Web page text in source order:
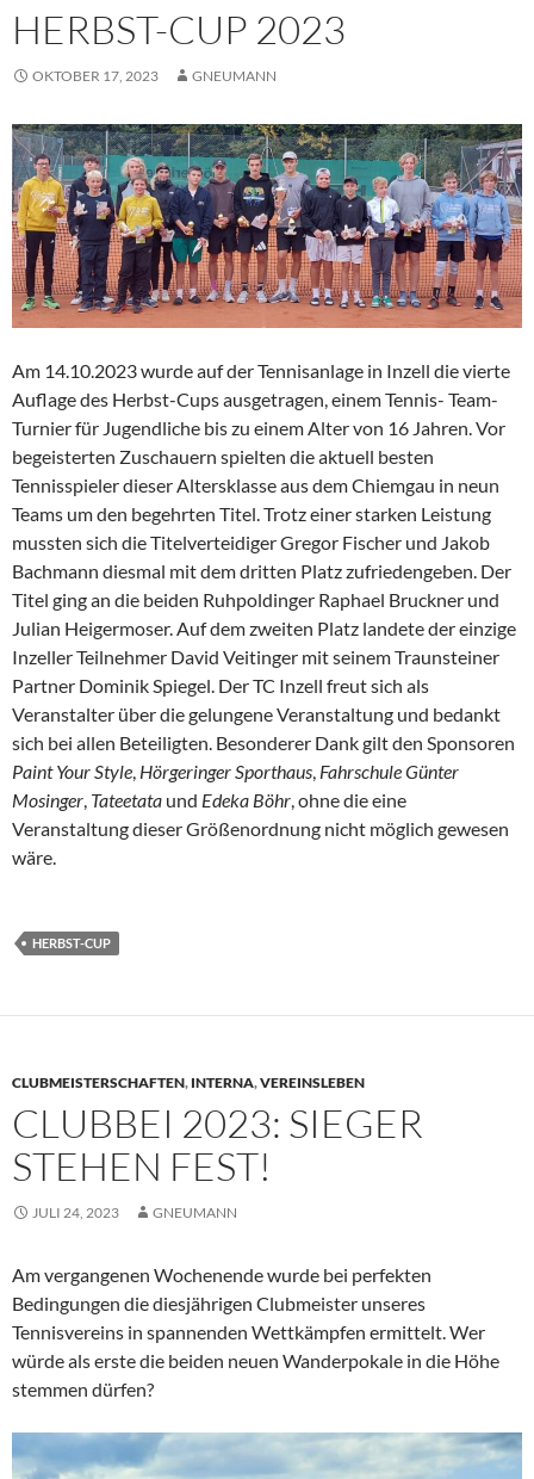
HERBST-CUP 2023
OKTOBER 17, 2023 GNEUMANN
Am 14.10.2023 wurde auf der Tennisanlage in Inzell die vierte
Auflage des Herbst-Cups ausgetragen, einem Tennis- Team-
Turnier für Jugendliche bis zu einem Alter von 16 Jahren. Vor
begeisterten Zuschauern spielten die aktuell besten
Tennisspieler dieser Altersklasse aus dem Chiemgau in neun
Teams um den begehrten Titel. Trotz einer starken Leistung
mussten sich die Titelverteidiger Gregor Fischer und Jakob
Bachmann diesmal mit dem dritten Platz zufriedengeben. Der
Titel ging an die beiden Ruhpoldinger Raphael Bruckner und
Julian Heigermoser. Auf dem zweiten Platz landete der einzige
Inzeller Teilnehmer David Veitinger mit seinem Traunsteiner
Partner Dominik Spiegel. Der TC Inzell freut sich als
Veranstalter über die gelungene Veranstaltung und bedankt
sich bei allen Beteiligten. Besonderer Dank gilt den Sponsoren
Paint Your Style, Hörgeringer Sporthaus, Fahrschule Günter
Mosinger, Tateetata und Edeka Böhr, ohne die eine
Veranstaltung dieser Größenordnung nicht möglich gewesen
wäre.
HERBST-CUP
CLUBMEISTERSCHAFTEN, INTERNA,VEREINSLEBEN
CLUBBEI 2023: SIEGER
STEHEN FEST!
JULI 24, 2023 GNEUMANN
Am vergangenen Wochenende wurde bei perfekten
Bedingungen die diesjährigen Clubmeister unseres
Tennisvereins in spannenden Wettkämpfen ermittelt. Wer
würde als erste die beiden neuen Wanderpokale in die Höhe
stemmen dürfen?